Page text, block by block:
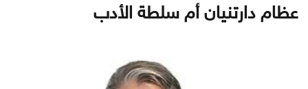
عظام دارتنيان أم سلطة الأدب